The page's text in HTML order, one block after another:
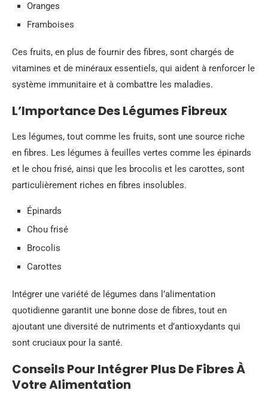
Oranges
Framboises
Ces fruits, en plus de fournir des fibres, sont chargés de
vitamines et de minéraux essentiels, qui aident à renforcer le
système immunitaire et à combattre les maladies.
L’Importance Des Légumes Fibreux
Les légumes, tout comme les fruits, sont une source riche
en fibres. Les légumes à feuilles vertes comme les épinards
et le chou frisé, ainsi que les brocolis et les carottes, sont
particulièrement riches en fibres insolubles.
Épinards
Chou frisé
Brocolis
Carottes
Intégrer une variété de légumes dans l’alimentation
quotidienne garantit une bonne dose de fibres, tout en
ajoutant une diversité de nutriments et d’antioxydants qui
sont cruciaux pour la santé.
Conseils Pour Intégrer Plus De Fibres À
Votre Alimentation